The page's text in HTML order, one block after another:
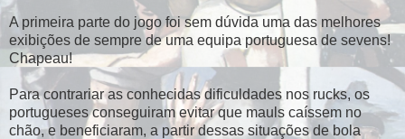
A primeira parte do jogo foi sem dúvida uma das melhores
exibições de sempre de uma equipa portuguesa de sevens!
Chapeau!
Para contrariar as conhecidas dificuldades nos rucks, os
portugueses conseguiram evitar que mauls caíssem no
chão, e beneficiaram, a partir dessas situações de bola